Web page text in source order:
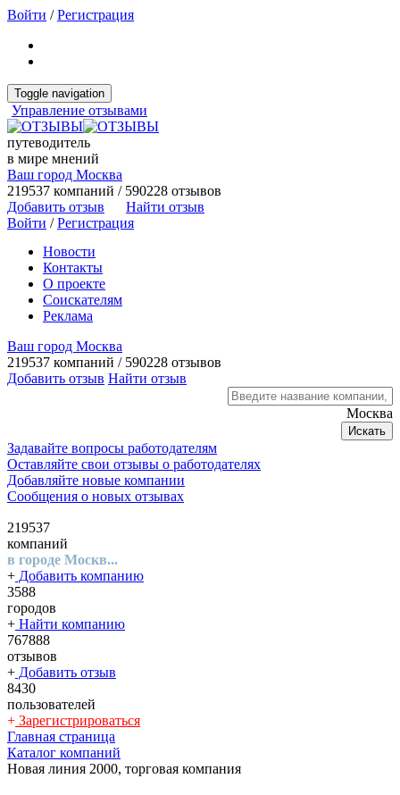
Войти /Регистрация
Toggle navigation
Управление отзывами
путеводитель
в мире мнений
Ваш город Москва
219537 компаний / 590228 отзывов
Добавить отзыв
Найти отзыв
Войти /Регистрация
Новости
Контакты
О проекте
Соискателям
Реклама
Ваш город Москва
219537 компаний / 590228 отзывов
Добавить отзыв Найти отзыв
Москва
Искать
Задавайте вопросы работодателям
Оставляйте свои отзывы о работодателях
Добавляйте новые компании
Сообщения о новых отзывах
219537
компаний
в городе Москв...
+ Добавить компанию
3588
городов
+ Найти компанию
767888
отзывов
+ Добавить отзыв
8430
пользователей
+ Зарегистрироваться
Главная страница
Каталог компаний
Новая линия 2000, торговая компания